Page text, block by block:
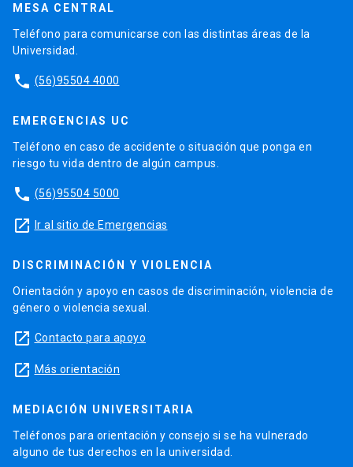
MESA CENTRAL
Teléfono para comunicarse con las distintas áreas de la
Universidad.
phone (56)95504 4000
EMERGENCIAS UC
Teléfono en caso de accidente o situación que ponga en
riesgo tu vida dentro de algún campus.
phone (56)95504 5000
launch Ir al sitio de Emergencias
DISCRIMINACIÓN Y VIOLENCIA
Orientación y apoyo en casos de discriminación, violencia de
género o violencia sexual.
launch Contacto para apoyo
launch Más orientación
MEDIACIÓN UNIVERSITARIA
Teléfonos para orientación y consejo si se ha vulnerado
alguno de tus derechos en la universidad.